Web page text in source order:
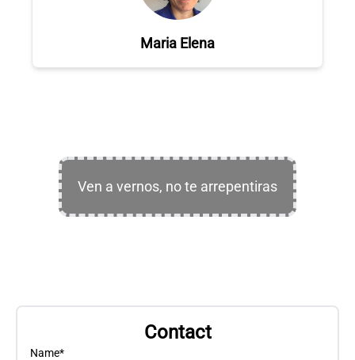
Maria Elena
Ven a vernos, no te arrepentiras
Contact
Name*